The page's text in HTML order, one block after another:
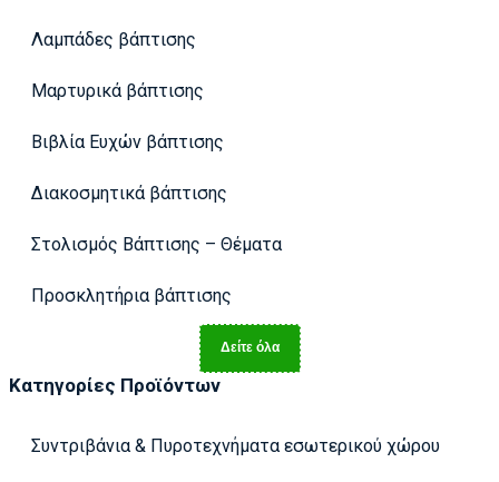
Λαμπάδες βάπτισης
Μαρτυρικά βάπτισης
Βιβλία Ευχών βάπτισης
Διακοσμητικά βάπτισης
Στολισμός Βάπτισης – Θέματα
Προσκλητήρια βάπτισης
Δείτε όλα
Κατηγορίες Προϊόντων
Συντριβάνια & Πυροτεχνήματα εσωτερικού χώρου